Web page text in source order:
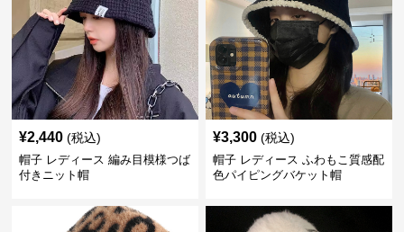
¥2,440 (税込)
帽子 レディース 編み目模様つば
付きニット帽
¥3,300 (税込)
帽子 レディース ふわもこ質感配
色パイピングバケット帽